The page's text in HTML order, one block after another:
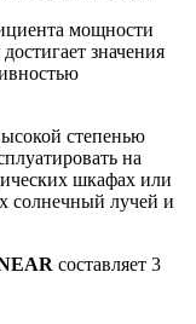
мощности
значения
степенью
на
шкафах или
солнечный лучей и
составляет 3